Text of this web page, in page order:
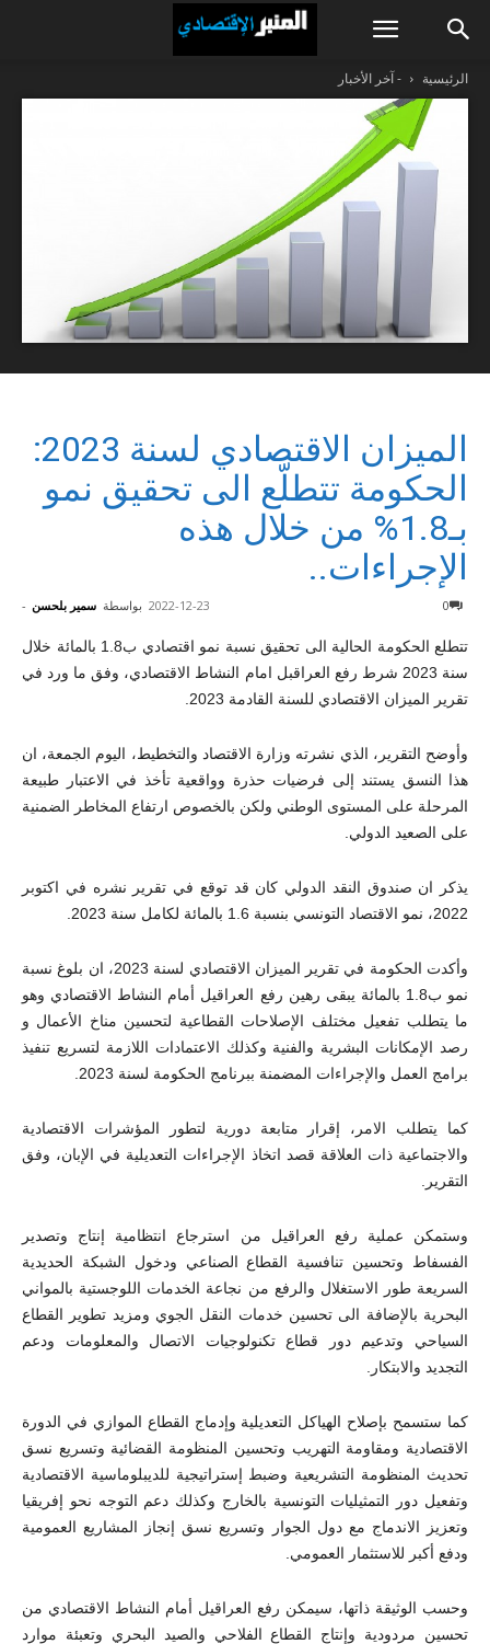
الرئيسية - آخر الأخبار
الميزان الاقتصادي لسنة 2023:
الحكومة تتطلّع الى تحقيق نمو
بـ1.8% من خلال هذه
الإجراءات..
بواسطة سمير بلحسن - 2022-12-23 0
تتطلع الحكومة الحالية الى تحقيق نسبة نمو اقتصادي ب1.8 بالمائة خلال
سنة 2023 شرط رفع العراقبل امام النشاط الاقتصادي، وفق ما ورد في
تقرير الميزان الاقتصادي للسنة القادمة 2023.
وأوضح التقرير، الذي نشرته وزارة الاقتصاد والتخطيط، اليوم الجمعة، ان
هذا النسق يستند إلى فرضيات حذرة وواقعية تأخذ في الاعتبار طبيعة
المرحلة على المستوى الوطني ولكن بالخصوص ارتفاع المخاطر الضمنية
على الصعيد الدولي.
يذكر ان صندوق النقد الدولي كان قد توقع في تقرير نشره في اكتوبر
2022، نمو الاقتصاد التونسي بنسبة 1.6 بالمائة لكامل سنة 2023.
وأكدت الحكومة في تقرير الميزان الاقتصادي لسنة 2023، ان بلوغ نسبة
نمو ب1.8 بالمائة يبقى رهين رفع العراقيل أمام النشاط الاقتصادي وهو
ما يتطلب تفعيل مختلف الإصلاحات القطاعية لتحسين مناخ الأعمال و
رصد الإمكانات البشرية والفنية وكذلك الاعتمادات اللازمة لتسريع تنفيذ
برامج العمل والإجراءات المضمنة ببرنامج الحكومة لسنة 2023.
كما يتطلب الامر، إقرار متابعة دورية لتطور المؤشرات الاقتصادية
والاجتماعية ذات العلاقة قصد اتخاذ الإجراءات التعديلية في الإبان، وفق
التقرير.
وستمكن عملية رفع العراقيل من استرجاع انتظامية إنتاج وتصدير
الفسفاط وتحسين تنافسية القطاع الصناعي ودخول الشبكة الحديدية
السريعة طور الاستغلال والرفع من نجاعة الخدمات اللوجستية بالمواني
البحرية بالإضافة الى تحسين خدمات النقل الجوي ومزيد تطوير القطاع
السياحي وتدعيم دور قطاع تكنولوجيات الاتصال والمعلومات ودعم
التجديد والابتكار.
كما ستسمح بإصلاح الهياكل التعديلية وإدماج القطاع الموازي في الدورة
الاقتصادية ومقاومة التهريب وتحسين المنظومة القضائية وتسريع نسق
تحديث المنظومة التشريعية وضبط إستراتيجية للديبلوماسية الاقتصادية
وتفعيل دور التمثيليات التونسية بالخارج وكذلك دعم التوجه نحو إفريقيا
وتعزيز الاندماج مع دول الجوار وتسريع نسق إنجاز المشاريع العمومية
ودفع أكبر للاستثمار العمومي.
وحسب الوثيقة ذاتها، سيمكن رفع العراقيل أمام النشاط الاقتصادي من
تحسين مردودية وإنتاج القطاع الفلاحي والصيد البحري وتعبئة موارد